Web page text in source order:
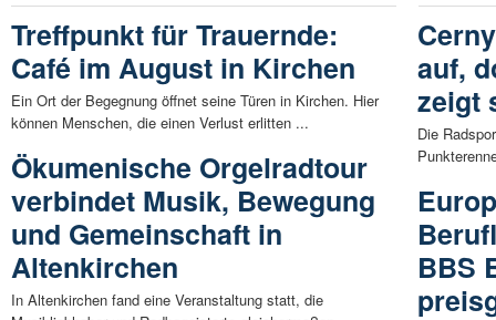
Treffpunkt für Trauernde:
Café im August in Kirchen
Ein Ort der Begegnung öffnet seine Türen in Kirchen. Hier
können Menschen, die einen Verlust erlitten ...
Ökumenische Orgelradtour
verbindet Musik, Bewegung
und Gemeinschaft in
Altenkirchen
In Altenkirchen fand eine Veranstaltung statt, die
auf,
zeigt
Die
BBS